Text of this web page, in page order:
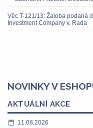
Věc T-121/13: Žaloba podaná
Investment Company v. Rada
NOVINKY V
AKTUÁLNÍ AKCE
11.08.2026